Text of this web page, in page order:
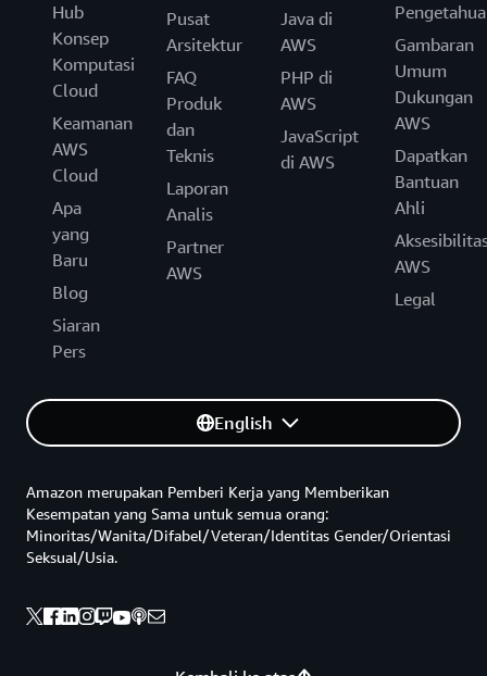
Hub
Konsep
Komputasi
Cloud
Keamanan
AWS
Cloud
Apa
yang
Baru
Blog
Siaran
Pers
Pusat
Arsitektur
FAQ
Produk
dan
Teknis
Laporan
Analis
Partner
AWS
Java di
AWS
PHP di
AWS
JavaScript
di AWS
Gambaran
Umum
Dukungan
AWS
Dapatkan
Bantuan
Ahli
AWS
Legal
English
Amazon merupakan Pemberi Kerja yang Memberikan
Kesempatan yang Sama untuk semua orang:
Minoritas/Wanita/Difabel/Veteran/Identitas Gender/Orientasi
Seksual/Usia.